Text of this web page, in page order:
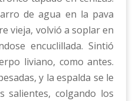
de agua en la pava
vieja, volvió a soplar en
encuclillada. Sintió
liviano, como antes.
y la espalda se le
salientes, colgando los